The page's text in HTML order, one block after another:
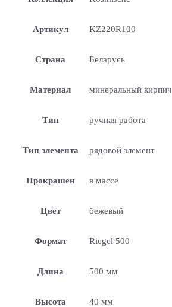
Артикул KZ220R100
Страна Беларусь
Материал минеральный кирпич
Тип ручная работа
Тип элемента рядовой элемент
Прокрашен в массе
Цвет бежевый
Формат Riegel 500
Длина 500 мм
Высота 40 мм